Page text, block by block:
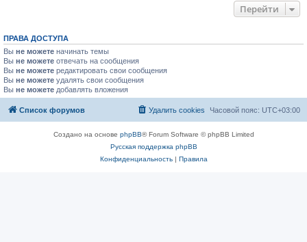
Перейти
ПРАВА ДОСТУПА
Вы не можете начинать темы
Вы не можете отвечать на сообщения
Вы не можете редактировать свои сообщения
Вы не можете удалять свои сообщения
Вы не можете добавлять вложения
Список форумов Часовой пояс: UTC+03:00
Удалить cookies
Создано на основе phpBB® Forum Software © phpBB Limited
Русская поддержка phpBB
Конфиденциальность| Правила